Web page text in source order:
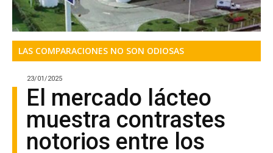
23/01/2025
El mercado lácteo
muestra contrastes